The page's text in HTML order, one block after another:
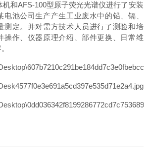
机和AFS-100型原子荧光光谱仪进行了安装
电池公司生产产生工业废水中的铅、镉、
测定。并对需方技术人员进行了测验和培
操作、仪器原理介绍、部件更换、日常维